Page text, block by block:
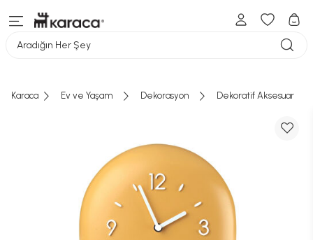
Aradığın Her Şey
Karaca Ev ve Yaşam Dekorasyon Dekoratif Aksesuar